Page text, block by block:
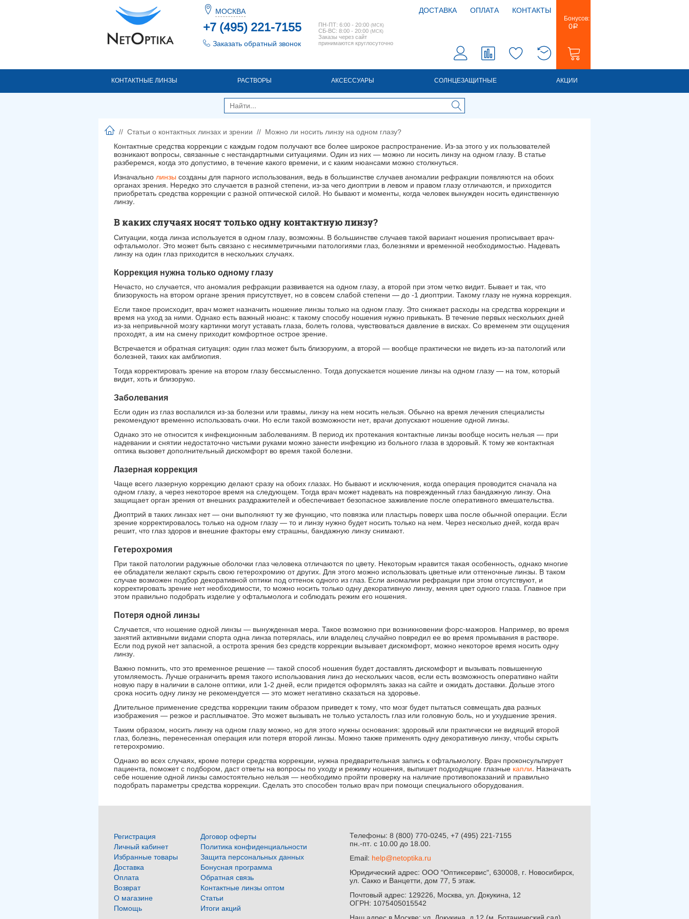
МОСКВА
+7 (495) 221-7155
Заказать обратный звонок
ПН-ПТ: 6:00 - 20:00 (МСК)
СБ-ВС: 8:00 - 20:00 (МСК)
Заказы через сайт
принимаются круглосуточно
ДОСТАВКА ОПЛАТА КОНТАКТЫ
Бонусов:
0Р
КОНТАКТНЫЕ ЛИНЗЫ РАСТВОРЫ АКСЕССУАРЫ СОЛНЦЕЗАЩИТНЫЕ АКЦИИ
// Статьи о контактных линзах и зрении // Можно ли носить линзу на одном глазу?
Контактные средства коррекции с каждым годом получают все более широкое распространение. Из-за этого у их пользователей
возникают вопросы, связанные с нестандартными ситуациями. Один из них — можно ли носить линзу на одном глазу. В статье
разберемся, когда это допустимо, в течение какого времени, и с каким нюансами можно столкнуться.
Изначально линзы созданы для парного использования, ведь в большинстве случаев аномалии рефракции появляются на обоих
органах зрения. Нередко это случается в разной степени, из-за чего диоптрии в левом и правом глазу отличаются, и приходится
приобретать средства коррекции с разной оптической силой. Но бывают и моменты, когда человек вынужден носить единственную
линзу.
В каких случаях носят только одну контактную линзу?
Ситуации, когда линза используется в одном глазу, возможны. В большинстве случаев такой вариант ношения прописывает врач-
офтальмолог. Это может быть связано с несимметричными патологиями глаз, болезнями и временной необходимостью. Надевать
линзу на один глаз приходится в нескольких случаях.
Коррекция нужна только одному глазу
Нечасто, но случается, что аномалия рефракции развивается на одном глазу, а второй при этом четко видит. Бывает и так, что
близорукость на втором органе зрения присутствует, но в совсем слабой степени — до -1 диоптрии. Такому глазу не нужна коррекция.
Если такое происходит, врач может назначить ношение линзы только на одном глазу. Это снижает расходы на средства коррекции и
время на уход за ними. Однако есть важный нюанс: к такому способу ношения нужно привыкать. В течение первых нескольких дней
из-за непривычной мозгу картинки могут уставать глаза, болеть голова, чувствоваться давление в висках. Со временем эти ощущения
проходят, а им на смену приходит комфортное острое зрение.
Встречается и обратная ситуация: один глаз может быть близоруким, а второй — вообще практически не видеть из-за патологий или
болезней, таких как амблиопия.
Тогда корректировать зрение на втором глазу бессмысленно. Тогда допускается ношение линзы на одном глазу — на том, который
видит, хоть и близоруко.
Заболевания
Если один из глаз воспалился из-за болезни или травмы, линзу на нем носить нельзя. Обычно на время лечения специалисты
рекомендуют временно использовать очки. Но если такой возможности нет, врачи допускают ношение одной линзы.
Однако это не относится к инфекционным заболеваниям. В период их протекания контактные линзы вообще носить нельзя — при
надевании и снятии недостаточно чистыми руками можно занести инфекцию из больного глаза в здоровый. К тому же контактная
оптика вызовет дополнительный дискомфорт во время такой болезни.
Лазерная коррекция
Чаще всего лазерную коррекцию делают сразу на обоих глазах. Но бывают и исключения, когда операция проводится сначала на
одном глазу, а через некоторое время на следующем. Тогда врач может надевать на поврежденный глаз бандажную линзу. Она
защищает орган зрения от внешних раздражителей и обеспечивает безопасное заживление после оперативного вмешательства.
Диоптрий в таких линзах нет — они выполняют ту же функцию, что повязка или пластырь поверх шва после обычной операции. Если
зрение корректировалось только на одном глазу — то и линзу нужно будет носить только на нем. Через несколько дней, когда врач
решит, что глаз здоров и внешние факторы ему страшны, бандажную линзу снимают.
Гетерохромия
При такой патологии радужные оболочки глаз человека отличаются по цвету. Некоторым нравится такая особенность, однако многие
ее обладатели желают скрыть свою гетерохромию от других. Для этого можно использовать цветные или оттеночные линзы. В таком
случае возможен подбор декоративной оптики под оттенок одного из глаз. Если аномалии рефракции при этом отсутствуют, и
корректировать зрение нет необходимости, то можно носить только одну декоративную линзу, меняя цвет одного глаза. Главное при
этом правильно подобрать изделие у офтальмолога и соблюдать режим его ношения.
Потеря одной линзы
Случается, что ношение одной линзы — вынужденная мера. Такое возможно при возникновении форс-мажоров. Например, во время
занятий активными видами спорта одна линза потерялась, или владелец случайно повредил ее во время промывания в растворе.
Если под рукой нет запасной, а острота зрения без средств коррекции вызывает дискомфорт, можно некоторое время носить одну
линзу.
Важно помнить, что это временное решение — такой способ ношения будет доставлять дискомфорт и вызывать повышенную
утомляемость. Лучше ограничить время такого использования линз до нескольких часов, если есть возможность оперативно найти
новую пару в наличии в салоне оптики, или 1-2 дней, если придется оформлять заказ на сайте и ожидать доставки. Дольше этого
срока носить одну линзу не рекомендуется — это может негативно сказаться на здоровье.
Длительное применение средства коррекции таким образом приведет к тому, что мозг будет пытаться совмещать два разных
изображения — резкое и расплывчатое. Это может вызывать не только усталость глаз или головную боль, но и ухудшение зрения.
Таким образом, носить линзу на одном глазу можно, но для этого нужны основания: здоровый или практически не видящий второй
глаз, болезнь, перенесенная операция или потеря второй линзы. Можно также применять одну декоративную линзу, чтобы скрыть
гетерохромию.
Однако во всех случаях, кроме потери средства коррекции, нужна предварительная запись к офтальмологу. Врач проконсультирует
пациента, поможет с подбором, даст ответы на вопросы по уходу и режиму ношения, выпишет подходящие глазные капли. Назначать
себе ношение одной линзы самостоятельно нельзя — необходимо пройти проверку на наличие противопоказаний и правильно
подобрать параметры средства коррекции. Сделать это способен только врач при помощи специального оборудования.
Регистрация
Личный кабинет
Избранные товары
Доставка
Оплата
Возврат
О магазине
Помощь
Договор оферты
Политика конфиденциальности
Защита персональных данных
Бонусная программа
Обратная связь
Контактные линзы оптом
Статьи
Итоги акций
Телефоны: 8 (800) 770-0245, +7 (495) 221-7155
пн.-пт. с 10.00 до 18.00.
Email: help@netoptika.ru
Юридический адрес: ООО "Оптиксервис", 630008, г. Новосибирск,
ул. Сакко и Ванцетти, дом 77, 5 этаж.
Почтовый адрес: 129226, Москва, ул. Докукина, 12
ОГРН: 1075405015542